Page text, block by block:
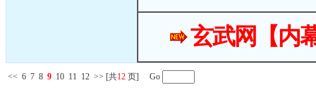
玄武网【内
<< 6 7 8 9 10 11 12 >> [共12 页] Go